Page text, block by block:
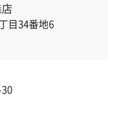
目34番地6